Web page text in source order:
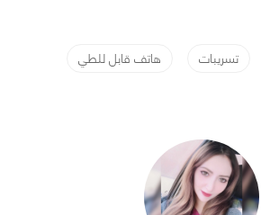
تسريبات
هاتف قابل للطي